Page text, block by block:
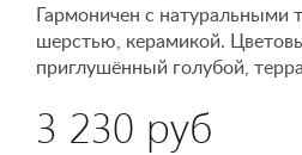
Гармоничен с натуральными
шерстью, керамикой.
приглушённый голубой,
3 230 руб